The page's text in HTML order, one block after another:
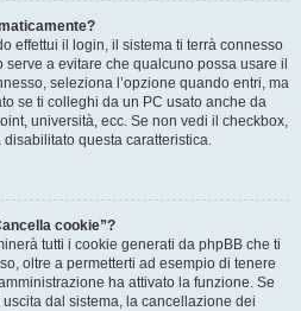
effettui il login, il sistema ti terrà connesso
a evitare che qualcuno possa usare il
seleziona l’opzione quando entri, ma
se ti colleghi da un PC usato anche da
università, ecc. Se non vedi il checkbox,
questa caratteristica.
cookie”?
tutti i cookie generati da phpBB che ti
oltre a permetterti ad esempio di tenere
ha attivato la funzione. Se
dal sistema, la cancellazione dei